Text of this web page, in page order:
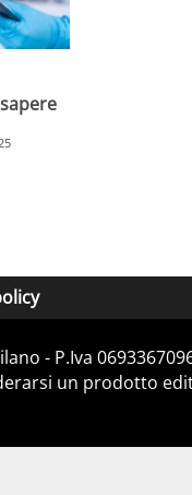
- P.Iva
un prodotto